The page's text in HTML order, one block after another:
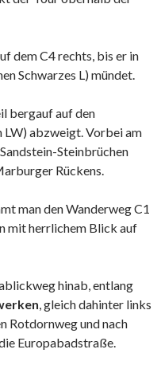
dem C4 rechts, bis er in
Schwarzes L) mündet.
bergauf auf den
LW) abzweigt. Vorbei am
Steinbrüchen
Rückens.
man den Wanderweg C1
mit herrlichem Blick auf
hinab, entlang
, gleich dahinter links
Rotdornweg und nach
Europabadstraße.